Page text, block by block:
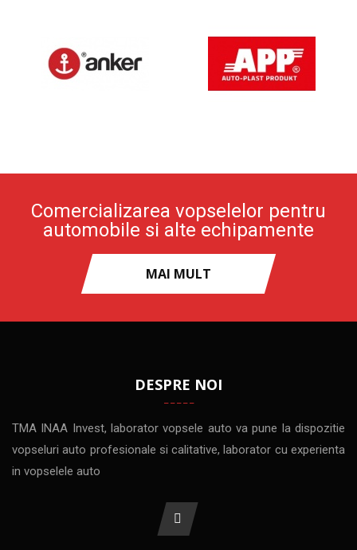
Comercializarea vopselelor pentru
automobile si alte echipamente
MAI MULT
DESPRE NOI
TMA INAA Invest, laborator vopsele auto va pune la dispozitie
vopseluri auto profesionale si calitative, laborator cu experienta
in vopselele auto